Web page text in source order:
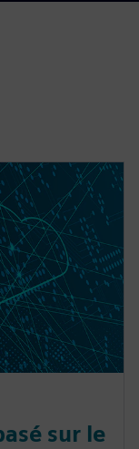
sur le